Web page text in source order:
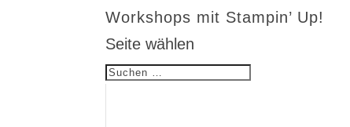
Workshops mit Stampin’ Up!
Seite wählen